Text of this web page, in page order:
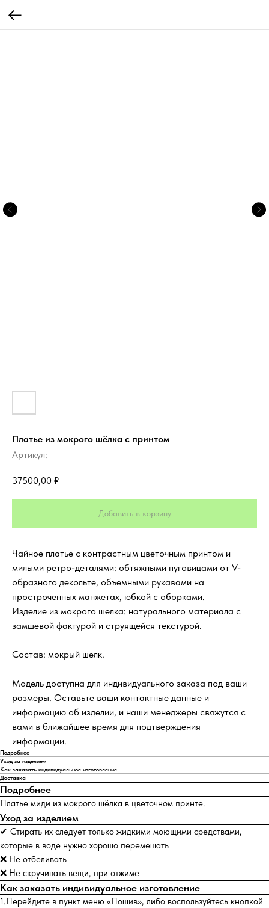
Платье из мокрого шёлка с принтом
Артикул:
37500,00 ₽
Добавить в корзину
Чайное платье с контрастным цветочным принтом и
милыми ретро-деталями: обтяжными пуговицами от V-
образного декольте, объемными рукавами на
простроченных манжетах, юбкой с оборками.
Изделие из мокрого шелка: натурального материала с
замшевой фактурой и струящейся текстурой.
Состав: мокрый шелк.
Модель доступна для индивидуального заказа под ваши
размеры. Оставьте ваши контактные данные и
информацию об изделии, и наши менеджеры свяжутся с
вами в ближайшее время для подтверждения
информации.
Подробнее
Уход за изделием
Как заказать индивидуальное изготовление
Доставка
Подробнее
Платье миди из мокрого шёлка в цветочном принте.
Уход за изделием
✔ Стирать их следует только жидкими моющими средствами,
которые в воде нужно хорошо перемешать
❌ Не отбеливать
❌ Не скручивать вещи, при отжиме
Как заказать индивидуальное изготовление
1.Перейдите в пункт меню «Пошив», либо воспользуйтесь кнопкой